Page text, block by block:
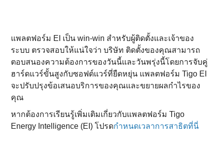
แพลตฟอร์ม EI เป็น win-win สําหรับผู้ติดตั้งและเจ้าของ
ระบบ ตรวจสอบให้แน่ใจว่า บริษัท ติดตั้งของคุณสามารถ
ตอบสนองความต้องการของวันนี้และวันพรุ่งนี้โดยการจับคู่
ฮาร์ดแวร์ขั้นสูงกับซอฟต์แวร์ที่ยืดหยุ่น แพลตฟอร์ม Tigo EI
จะปรับปรุงข้อเสนอบริการของคุณและขยายผลกําไรของ
คุณ
หากต้องการเรียนรู้เพิ่มเติมเกี่ยวกับแพลตฟอร์ม Tigo
Energy Intelligence (EI) โปรดกําหนดเวลาการสาธิตที่นี่